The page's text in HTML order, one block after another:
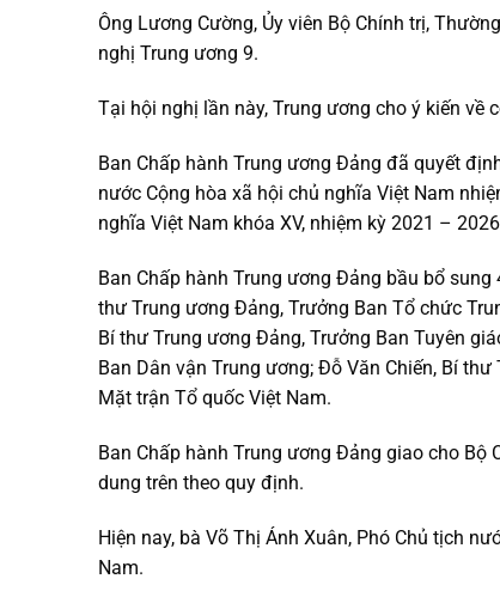
Ông Lương Cường, Ủy viên Bộ Chính trị,
nghị Trung ương 9.
Tại hội nghị lần này, Trung ương cho ý kiến về
Ban Chấp hành Trung ương Đảng đã quyết
nước Cộng hòa xã hội chủ nghĩa Việt Nam
nghĩa Việt Nam khóa XV, nhiệm kỳ 2021 –
Ban Chấp hành Trung ương Đảng bầu bổ
thư Trung ương Đảng, Trưởng Ban Tổ chức
Bí thư Trung ương Đảng, Trưởng Ban Tuyên
Ban Dân vận Trung ương; Đỗ Văn Chiến, Bí
Mặt trận Tổ quốc Việt Nam.
Ban Chấp hành Trung ương Đảng giao cho
dung trên theo quy định.
Hiện nay, bà Võ Thị Ánh Xuân, Phó Chủ tịch
Nam.